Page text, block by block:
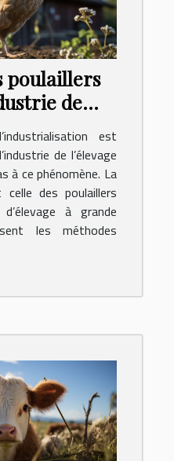
poulaillers
de
est
de l’élevage
à ce phénomène. La
des poulaillers
à grande
les méthodes